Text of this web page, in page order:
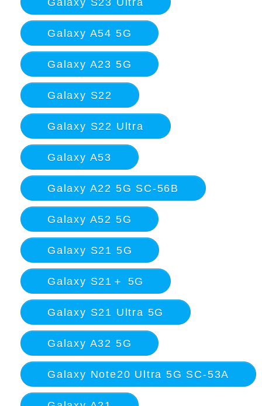
Galaxy A54 5G
Galaxy A23 5G
Galaxy S22
Galaxy S22 Ultra
Galaxy A53
Galaxy A22 5G SC-56B
Galaxy A52 5G
Galaxy S21 5G
Galaxy S21＋ 5G
Galaxy S21 Ultra 5G
Galaxy A32 5G
Galaxy Note20 Ultra 5G SC-53A